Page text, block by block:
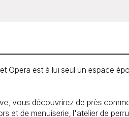
Opera est à lui seul un espace
vous découvrirez de près
et de menuiserie, l'atelier de